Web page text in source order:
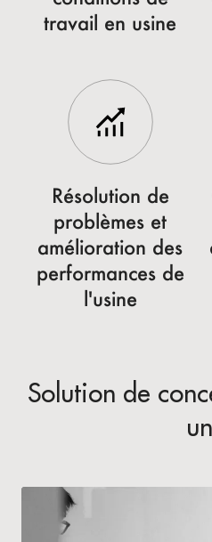
travail en usine
Résolution de
problèmes et
amélioration des
performances de
l'usine
Solution de
un